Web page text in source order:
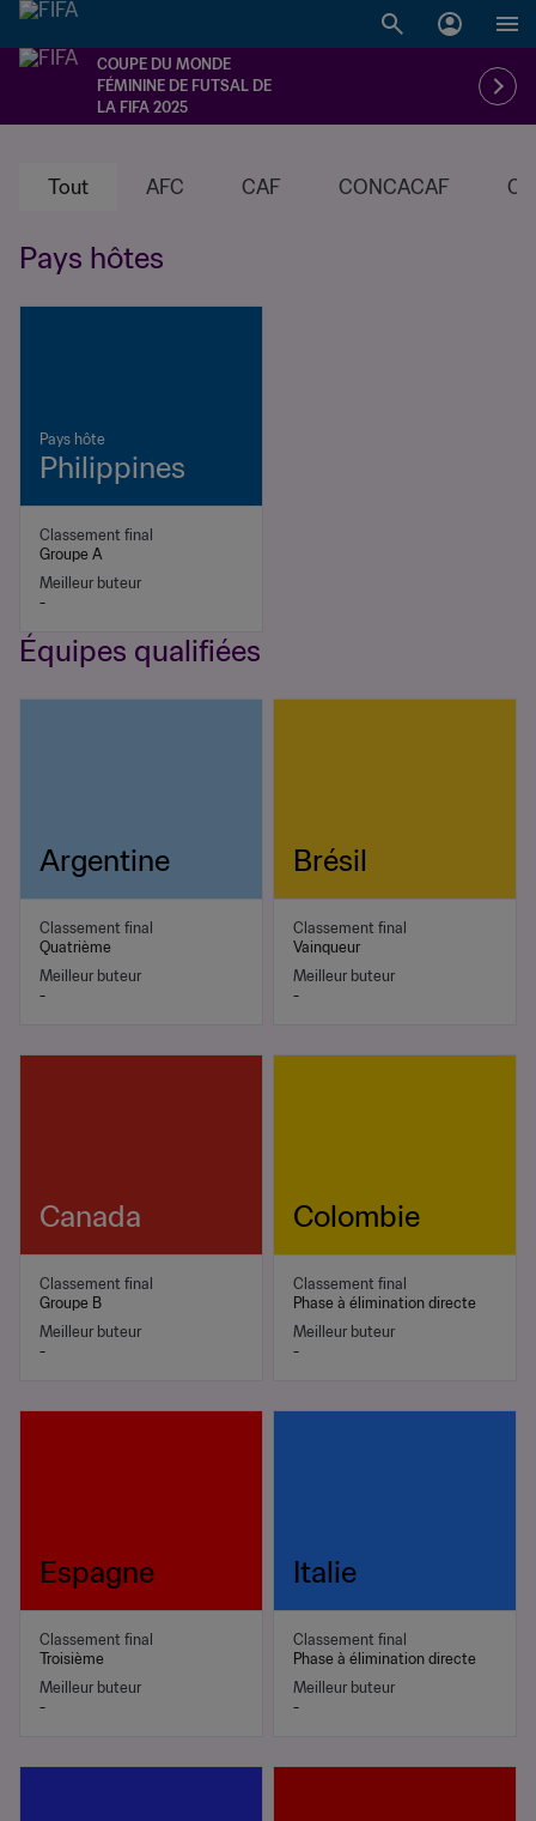
COUPE DU MONDE
FÉMININE DE FUTSAL DE
LA FIFA 2025
Tout AFC CAF CONCACAF
Pays hôtes
Pays hôte
Philippines
Classement final
Groupe A
Meilleur buteur
-
Équipes qualifiées
Argentine
Classement final
Quatrième
Meilleur buteur
-
Brésil
Classement final
Vainqueur
Meilleur buteur
-
Canada
Classement final
Groupe B
Meilleur buteur
-
Colombie
Classement final
Phase à élimination directe
Meilleur buteur
-
Espagne
Classement final
Troisième
Meilleur buteur
-
Italie
Classement final
Phase à élimination directe
Meilleur buteur
-